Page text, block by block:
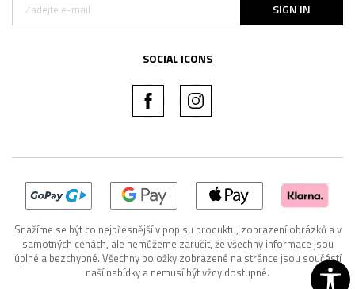
SIGN IN
SOCIAL ICONS
Snažíme se být co nejpřesnější v popisu produktu, zobrazení obrázků a v
samotných cenách, ale nemůžeme zaručit, že všechny informace jsou
úplné a bezchybné. Všechny položky zobrazené na stránce jsou součástí
naší nabídky a nemusí být vždy dostupné.